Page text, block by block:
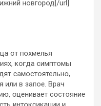
новгород[/url]
от похмелья
когда симптомы
самостоятельно,
или в запое. Врач
оценивает состояние